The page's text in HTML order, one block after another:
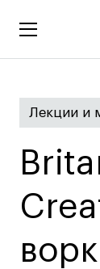
Искусство
Бизнес и
Все
Лекции и